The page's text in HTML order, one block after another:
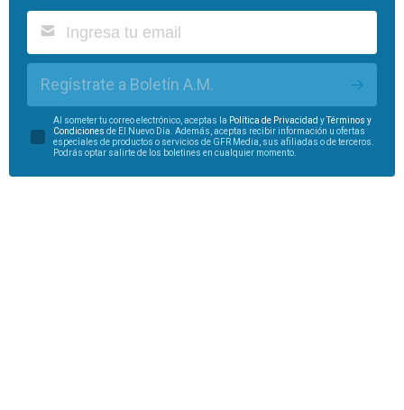
Regístrate a Boletín A.M.
Al someter tu correo electrónico, aceptas la Política de Privacidad y
Términos y
Condiciones de El Nuevo Día. Además, aceptas recibir información u ofertas
especiales de productos o servicios de GFR Media, sus afiliadas o de terceros.
Podrás optar salirte de los boletines en cualquier momento.